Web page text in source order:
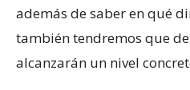
además de saber en qué
también tendremos que
alcanzarán un nivel